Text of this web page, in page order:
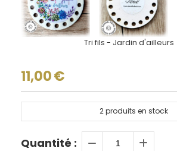
Tri fils - Jardin d'ailleurs
11,00€
2produits en stock
Quantité :